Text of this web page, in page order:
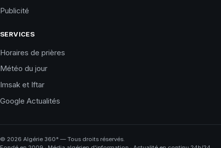
Publicité
SERVICES
Horaires de prières
Météo du jour
Imsak et Iftar
Google Actualités
© 2026 Algérie 360° — Tous droits réservés.